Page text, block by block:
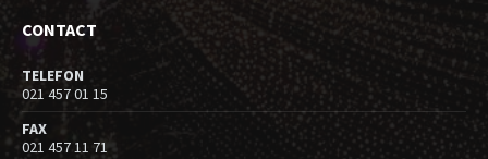
CONTACT
TELEFON
021 457 01 15
FAX
021 457 11 71